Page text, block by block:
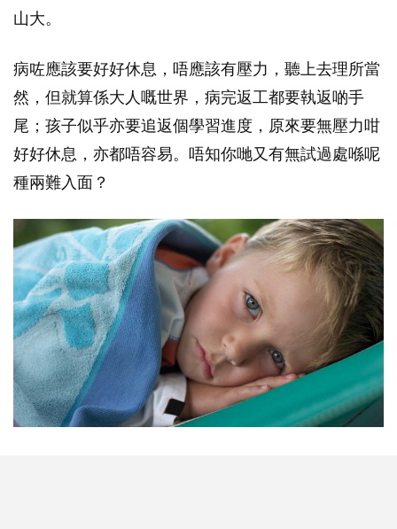
山大。
病咗應該要好好休息，唔應該有壓力，聽上去理所當
然，但就算係大人嘅世界，病完返工都要執返啲手
尾；孩子似乎亦要追返個學習進度，原來要無壓力咁
好好休息，亦都唔容易。唔知你哋又有無試過處喺呢
種兩難入面？